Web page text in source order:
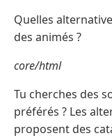
Quelles
des animés ?
core/html
Tu cherches des
préférés ? Les
proposent des